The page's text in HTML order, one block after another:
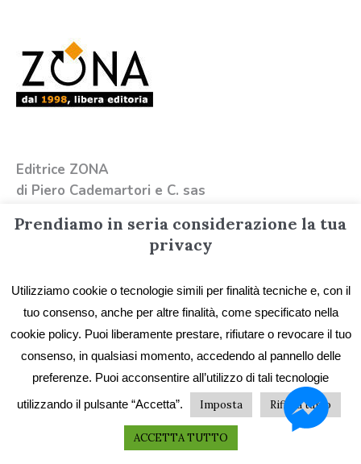
Editrice ZONA
di Piero Cademartori e C. sas
16149 Genova
Telefono +39 3387676020
/ Editrice ZONA - Immagini e testi sono
Prendiamo in seria considerazione la tua
privacy
Utilizziamo cookie o tecnologie simili per finalità tecniche e, con il
tuo consenso, anche per altre finalità, come specificato nella
cookie policy. Puoi liberamente prestare, rifiutare o revocare il tuo
consenso, in qualsiasi momento, accedendo al pannello delle
preferenze. Puoi acconsentire all’utilizzo di tali tecnologie
utilizzando il pulsante “Accetta”.
Imposta Rifiuta tutto
ACCETTA TUTTO